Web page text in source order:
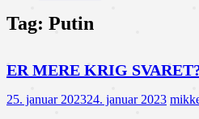
Tag: Putin
ER MERE KRIG
25. januar 202324. januar 2023